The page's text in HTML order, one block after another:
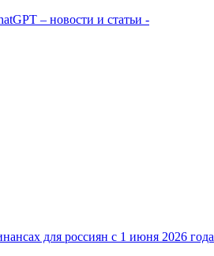
– новости и статьи -
для россиян с 1 июня 2026 года